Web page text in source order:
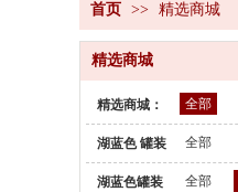
首页 >> 精选商城
精选商城
精选商城： 全部
湖蓝色 罐装
散茶：
全部
湖蓝色罐装 全部